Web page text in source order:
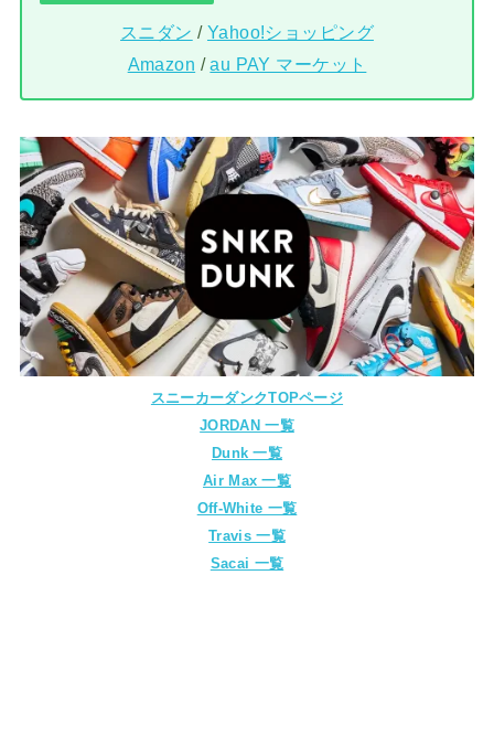
スニダン / Yahoo!ショッピング
Amazon /au PAY マーケット
スニーカーダンクTOPページ
JORDAN 一覧
Dunk 一覧
Air Max 一覧
Off-White 一覧
Travis 一覧
Sacai 一覧